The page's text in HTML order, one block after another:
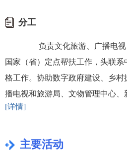
分工
负责文化旅游、广播电视
国家（省）定点帮扶工作，头联
格工作。协助数字政府建设、乡
播电视和旅游局、文物管理中心
[详情]
主要活动